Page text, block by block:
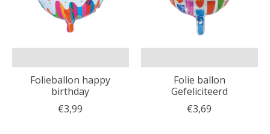
Folieballon happy
birthday
€3,99
Folie ballon
Gefeliciteerd
€3,69